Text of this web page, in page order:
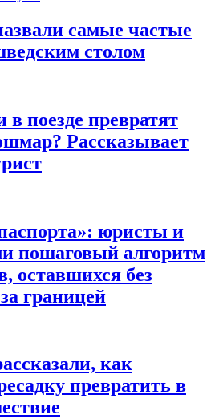
самые частые
столом
поезде превратят
Рассказывает
юристы и
пошаговый алгоритм
оставшихся без
границей
как
превратить в